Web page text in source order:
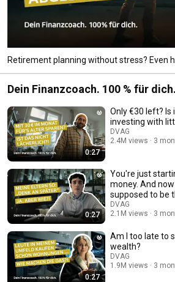
Retirement planning without stress? Even
Dein Finanzcoach. 100 % für dich.
0:27
Only €30 left? Is
investing with
DVAG
2.4M views
3
0:27
You're just
money. And
supposed to be
the future?
DVAG
2.1M views
3
0:27
Am I too late to
wealth?
DVAG
1.9M views
3